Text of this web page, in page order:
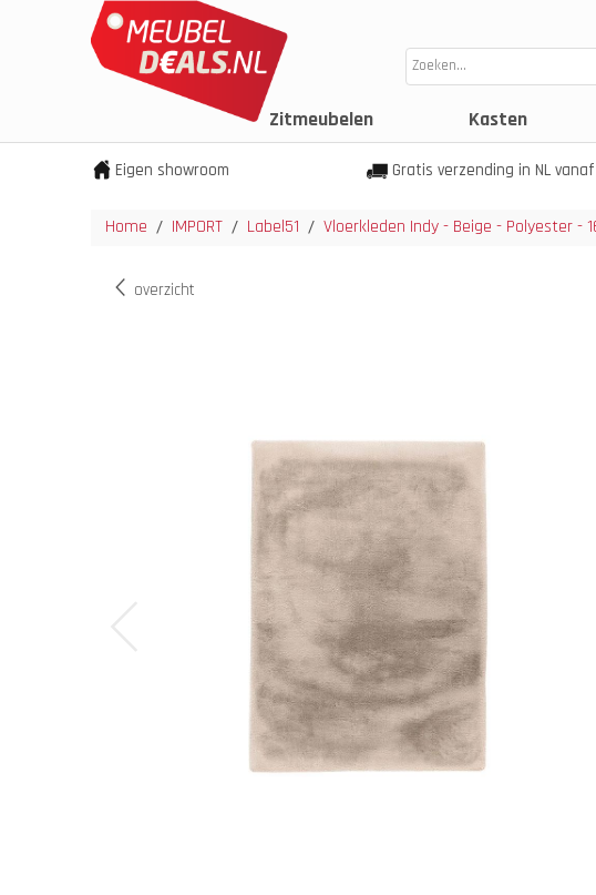
Zitmeubelen Kasten
Eigen showroom Gratis verzending in NL
Home / IMPORT / Label51 / Vloerkleden Indy - Beige - Polyester -
overzicht